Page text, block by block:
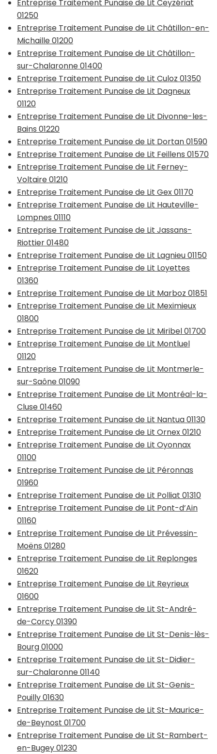
Entreprise Traitement Punaise de Lit Ceyzériat
01250
Entreprise Traitement Punaise de Lit Châtillon-en-
Michaille 01200
Entreprise Traitement Punaise de Lit Châtillon-
sur-Chalaronne 01400
Entreprise Traitement Punaise de Lit Culoz 01350
Entreprise Traitement Punaise de Lit Dagneux
01120
Entreprise Traitement Punaise de Lit Divonne-les-
Bains 01220
Entreprise Traitement Punaise de Lit Dortan 01590
Entreprise Traitement Punaise de Lit Feillens 01570
Entreprise Traitement Punaise de Lit Ferney-
Voltaire 01210
Entreprise Traitement Punaise de Lit Gex 01170
Entreprise Traitement Punaise de Lit Hauteville-
Lompnes 01110
Entreprise Traitement Punaise de Lit Jassans-
Riottier 01480
Entreprise Traitement Punaise de Lit Lagnieu 01150
Entreprise Traitement Punaise de Lit Loyettes
01360
Entreprise Traitement Punaise de Lit Marboz 01851
Entreprise Traitement Punaise de Lit Meximieux
01800
Entreprise Traitement Punaise de Lit Miribel 01700
Entreprise Traitement Punaise de Lit Montluel
01120
Entreprise Traitement Punaise de Lit Montmerle-
sur-Saône 01090
Entreprise Traitement Punaise de Lit Montréal-la-
Cluse 01460
Entreprise Traitement Punaise de Lit Nantua 01130
Entreprise Traitement Punaise de Lit Ornex 01210
Entreprise Traitement Punaise de Lit Oyonnax
01100
Entreprise Traitement Punaise de Lit Péronnas
01960
Entreprise Traitement Punaise de Lit Polliat 01310
Entreprise Traitement Punaise de Lit Pont-d’Ain
01160
Entreprise Traitement Punaise de Lit Prévessin-
Moëns 01280
Entreprise Traitement Punaise de Lit Replonges
01620
Entreprise Traitement Punaise de Lit Reyrieux
01600
Entreprise Traitement Punaise de Lit St-André-
de-Corcy 01390
Entreprise Traitement Punaise de Lit St-Denis-lès-
Bourg 01000
Entreprise Traitement Punaise de Lit St-Didier-
sur-Chalaronne 01140
Entreprise Traitement Punaise de Lit St-Genis-
Pouilly 01630
Entreprise Traitement Punaise de Lit St-Maurice-
de-Beynost 01700
Entreprise Traitement Punaise de Lit St-Rambert-
en-Bugey 01230